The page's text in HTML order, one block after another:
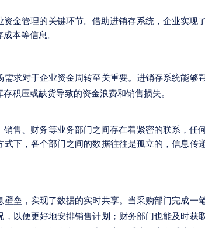
资金管理的关键环节。借助进销存系统，企业实现
本等信息。
求对于企业资金周转至关重要。进销存系统能够
积压或缺货导致的资金浪费和销售损失。
销售、财务等业务部门之间存在着紧密的联系，任
下，各个部门之间的数据往往是孤立的，信息传
垒，实现了数据的实时共享。当采购部门完成一
以便更好地安排销售计划；财务部门也能及时获